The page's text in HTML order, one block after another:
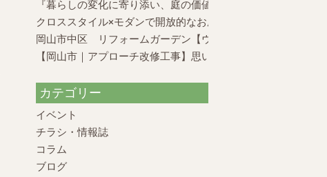
『暮らしの変化に寄り添い、庭の価値を再構築したリフォ
クロススタイル×モダンで開放的なお庭
岡山市中区 リフォームガーデン【ウッドデッキの活かし方】
【岡山市｜アプローチ改修工事】思い出のお庭を、元の姿に
カテゴリー
イベント
チラシ・情報誌
コラム
ブログ